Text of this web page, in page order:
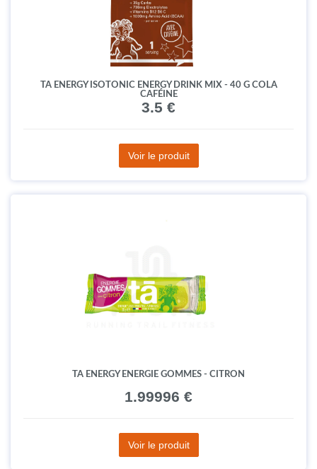
TA ENERGY ISOTONIC ENERGY DRINK MIX - 40 G COLA
CAFÉINE
3.5 €
Voir le produit
TA ENERGY ENERGIE GOMMES - CITRON
1.99996 €
Voir le produit